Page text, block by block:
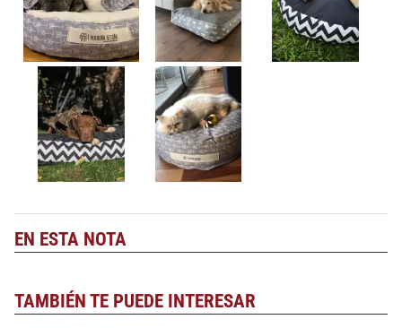
EN ESTA NOTA
TAMBIÉN TE PUEDE INTERESAR